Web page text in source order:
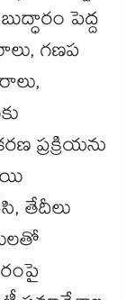
పెద్ద
గణప
ప్రక్రియను
తేదీలు